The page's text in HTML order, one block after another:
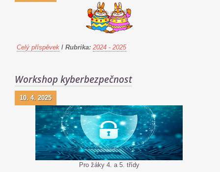
Celý příspěvek / Rubrika: 2024 - 2025
Workshop kyberbezpečnost
10. 4. 2025
Pro žáky 4. a 5. třídy